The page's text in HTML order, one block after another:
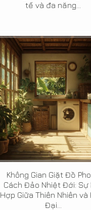
tế và đa năng...
Không Gian Giặt Đồ
Cách Đảo Nhiệt Đới: Sự
Hợp Giữa Thiên Nhiên và
Đại...